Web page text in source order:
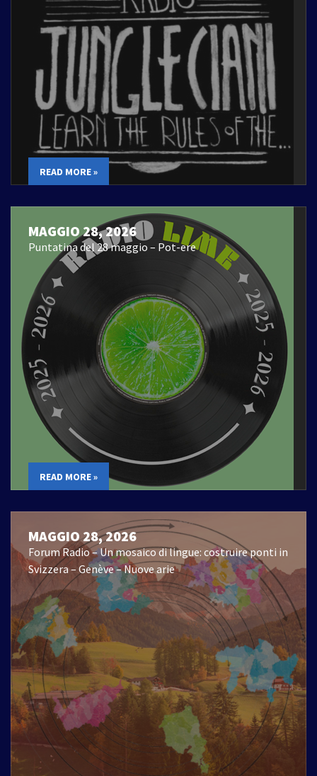
READ MORE »
MAGGIO 28, 2026
Puntatina del 28 maggio – Pot-ere
READ MORE »
MAGGIO 28, 2026
Forum Radio – Un mosaico di lingue: costruire ponti in
Svizzera – Genève – Nuove arie